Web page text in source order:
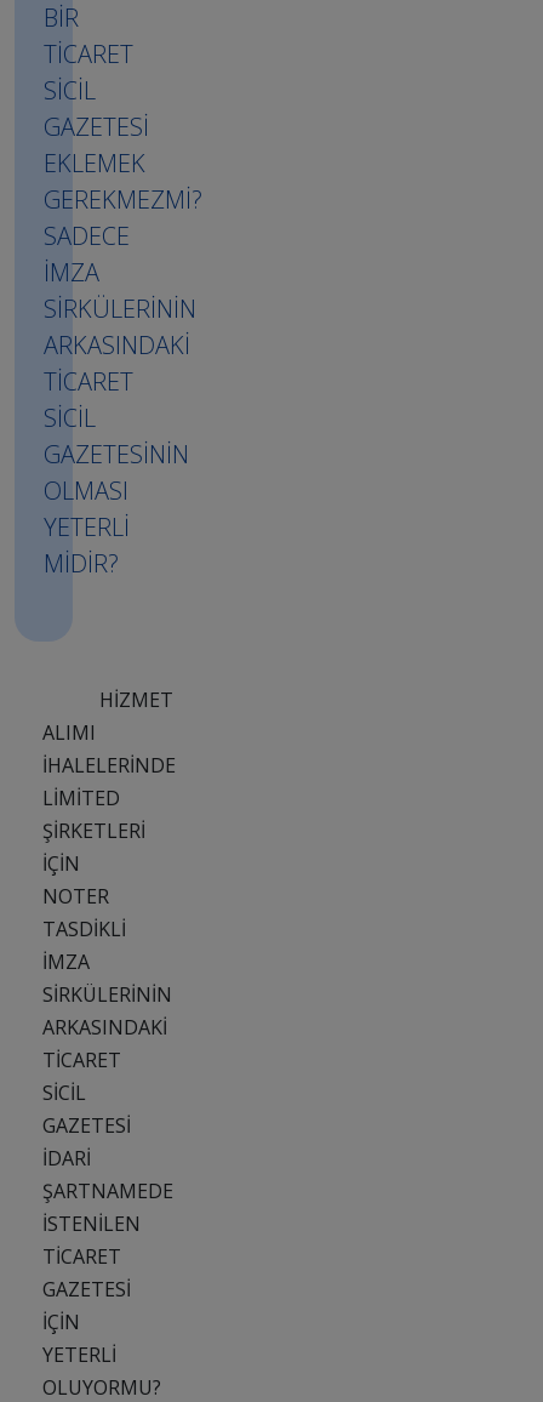
BİR
TİCARET
SİCİL
GAZETESİ
EKLEMEK
GEREKMEZMİ?
SADECE
İMZA
SİRKÜLERİNİN
ARKASINDAKİ
TİCARET
SİCİL
GAZETESİNİN
OLMASI
YETERLİ
MİDİR?
HİZMET
ALIMI
İHALELERİNDE
LİMİTED
ŞİRKETLERİ
İÇİN
NOTER
TASDİKLİ
İMZA
SİRKÜLERİNİN
ARKASINDAKİ
TİCARET
SİCİL
GAZETESİ
İDARİ
ŞARTNAMEDE
İSTENİLEN
TİCARET
GAZETESİ
İÇİN
YETERLİ
OLUYORMU?